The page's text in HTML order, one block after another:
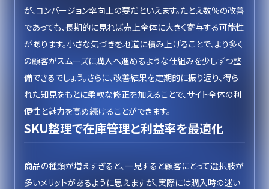
が、コンバージョン率向上の要だといえます。たとえ数％の改善
であっても、長期的に見れば売上全体に大きく寄与する可能性
があります。小さな気づきを地道に積み上げることで、より多く
の顧客がスムーズに購入へ進めるような仕組みを少しずつ整
備できるでしょう。さらに、改善結果を定期的に振り返り、得ら
れた知見をもとに柔軟な修正を加えることで、サイト全体の利
便性と魅力を高め続けることができます。
SKU整理で在庫管理と利益率を最適化
商品の種類が増えすぎると、一見すると顧客にとって選択肢が
多いメリットがあるように思えますが、実際には購入時の迷い